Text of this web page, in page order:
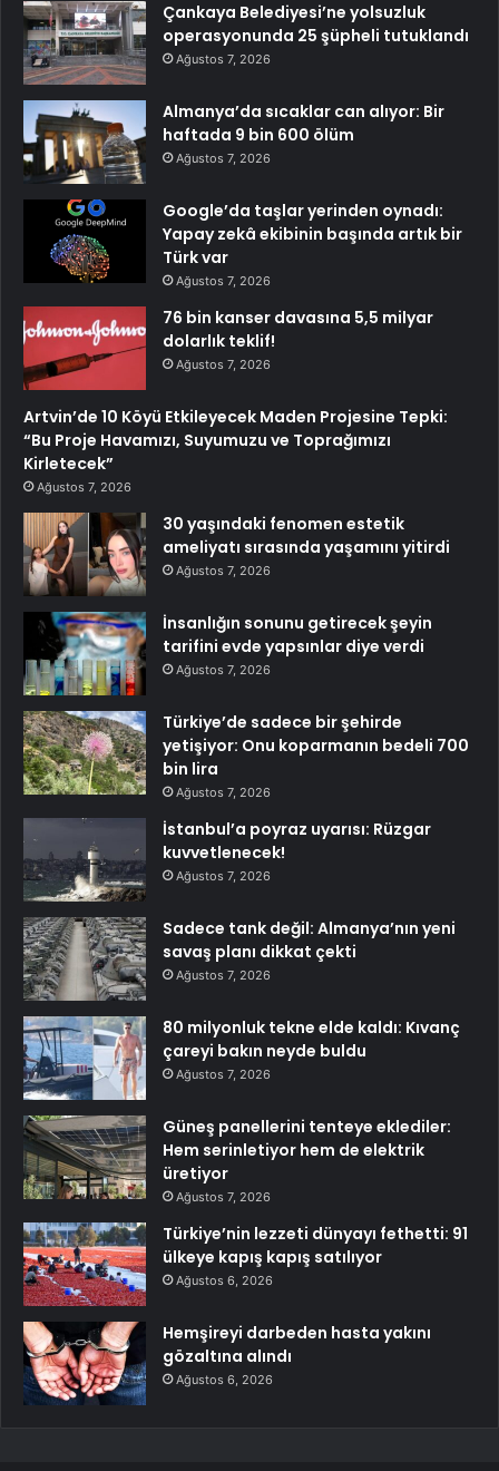
Çankaya Belediyesi’ne yolsuzluk
operasyonunda 25 şüpheli tutuklandı
Ağustos 7, 2026
Almanya’da sıcaklar can alıyor: Bir
haftada 9 bin 600 ölüm
Ağustos 7, 2026
Google’da taşlar yerinden oynadı:
Yapay zekâ ekibinin başında artık bir
Türk var
Ağustos 7, 2026
76 bin kanser davasına 5,5 milyar
dolarlık teklif!
Ağustos 7, 2026
Artvin’de 10 Köyü Etkileyecek Maden Projesine Tepki:
“Bu Proje Havamızı, Suyumuzu ve Toprağımızı
Kirletecek”
Ağustos 7, 2026
30 yaşındaki fenomen estetik
ameliyatı sırasında yaşamını yitirdi
Ağustos 7, 2026
İnsanlığın sonunu getirecek şeyin
tarifini evde yapsınlar diye verdi
Ağustos 7, 2026
Türkiye’de sadece bir şehirde
yetişiyor: Onu koparmanın bedeli 700
bin lira
Ağustos 7, 2026
İstanbul’a poyraz uyarısı: Rüzgar
kuvvetlenecek!
Ağustos 7, 2026
Sadece tank değil: Almanya’nın yeni
savaş planı dikkat çekti
Ağustos 7, 2026
80 milyonluk tekne elde kaldı: Kıvanç
çareyi bakın neyde buldu
Ağustos 7, 2026
Güneş panellerini tenteye eklediler:
Hem serinletiyor hem de elektrik
üretiyor
Ağustos 7, 2026
Türkiye’nin lezzeti dünyayı fethetti: 91
ülkeye kapış kapış satılıyor
Ağustos 6, 2026
Hemşireyi darbeden hasta yakını
gözaltına alındı
Ağustos 6, 2026